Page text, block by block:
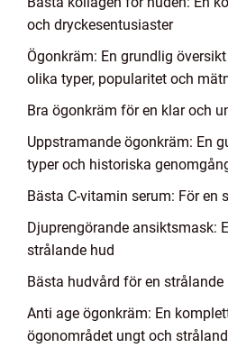
och dryckesentusiaster
Ögonkräm: En grundlig
olika typer, popularitet och
Bra ögonkräm för en klar och
Uppstramande ögonkräm: En
typer och historiska
Bästa C-vitamin serum: För en
Djuprengörande ansiktsmask:
strålande hud
Bästa hudvård för en strålande
Anti age ögonkräm: En
ögonområdet ungt och